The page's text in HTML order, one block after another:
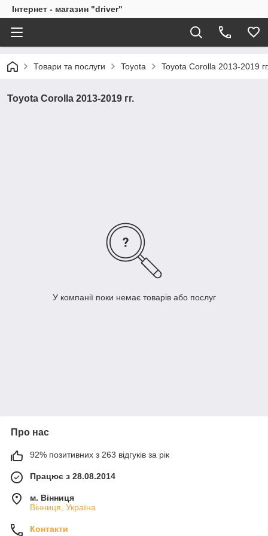
Інтернет - магазин "driver"
Товари та послуги Toyota Toyota Corolla 2013-2019
Toyota Corolla 2013-2019 гг.
У компанії поки немає товарів або послуг
Про нас
92% позитивних з 263 відгуків за рік
Працює з 28.08.2014
м. Вінниця
Вінниця, Україна
Контакти